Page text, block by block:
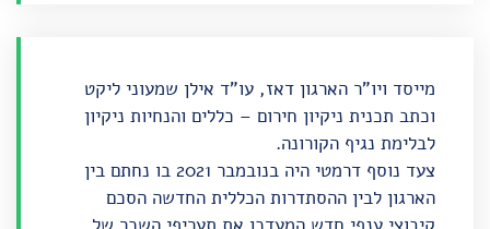
מייסד ויו"ר הארגון דאז, עו"ד אילן שמעוני ליקט
וכתב תכנית ניקיון חירום – כללים והנחיות ניקיון
לבלימת נגיף הקורונה.
צעד נוסף דרמטי היה בנובמבר 2021
בו נחתם בין
הארגון לבין ההסתדרות הכללית החדשה הסכם